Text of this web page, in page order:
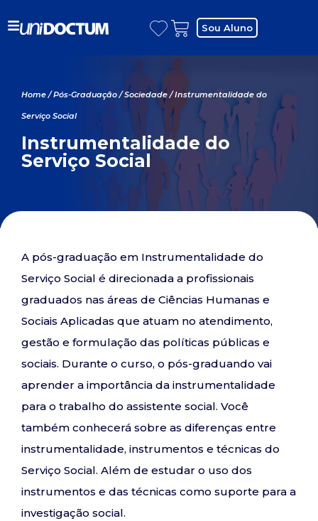
Sou Aluno
Home/Pós-Graduação/Sociedade/ Instrumentalidade do
Serviço Social
Instrumentalidade do
Serviço Social
A pós-graduação em Instrumentalidade do
Serviço Social é direcionada a profissionais
graduados nas áreas de Ciências Humanas e
Sociais Aplicadas que atuam no atendimento,
gestão e formulação das políticas públicas e
sociais. Durante o curso, o pós-graduando vai
aprender a importância da instrumentalidade
para o trabalho do assistente social. Você
também conhecerá sobre as diferenças entre
instrumentalidade, instrumentos e técnicas do
Serviço Social. Além de estudar o uso dos
instrumentos e das técnicas como suporte para a
investigação social.